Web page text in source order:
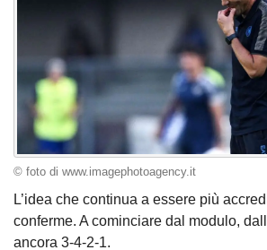
© foto di www.imagephotoagency.it
L’idea che continua a essere più
conferme. A cominciare dal modulo,
ancora 3-4-2-1.